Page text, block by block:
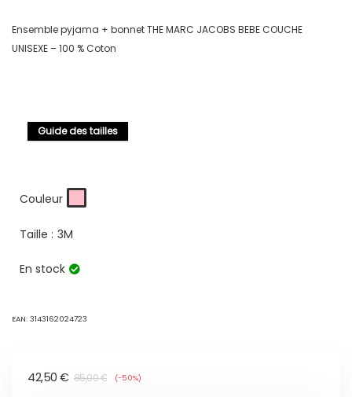
Ensemble pyjama + bonnet THE MARC JACOBS BEBE COUCHE
UNISEXE – 100 % Coton
Guide des tailles
Couleur
Taille : 3M
En stock
EAN: 3143162024723
85,00€
42,50 € (-50%)